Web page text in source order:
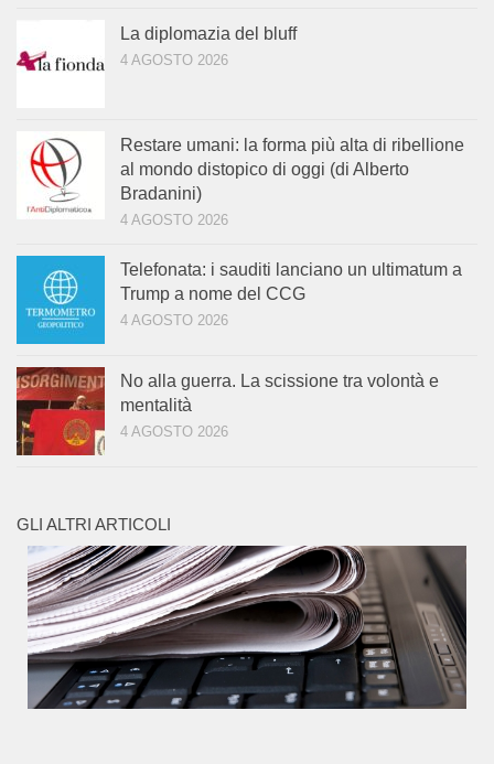
La diplomazia del bluff
4 AGOSTO 2026
Restare umani: la forma più alta di ribellione
al mondo distopico di oggi (di Alberto
Bradanini)
4 AGOSTO 2026
Telefonata: i sauditi lanciano un ultimatum a
Trump a nome del CCG
4 AGOSTO 2026
No alla guerra. La scissione tra volontà e
mentalità
4 AGOSTO 2026
GLI ALTRI ARTICOLI